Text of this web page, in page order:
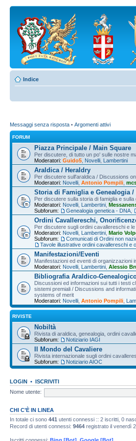
Indice
Messaggi senza risposta • Argomenti attivi
FORUM
Piazza Principale / Main Square
Per discutere, di tutto un po' sulle nostre
Moderatori: Guido5 Novelli Lambertini
Araldica / Heraldry
Per discutere sull'araldica / Discussions
Moderatori: Novelli Antonio Pompili
Storia di Famiglia e Genealogia
Per discutere sulla storia di famiglia e
Moderatori: Novelli Lambertini
Subforum:
Genealogia genetica - DNA
Ordini Cavallereschi,
Per discutere sugli ordini cavallereschi e
Moderatori: Novelli Lambertini Mario
Subforum:
Comunicati di Ordini non
Tavole illustrative ordini cavallereschi e
Manifestazioni/Eventi
Manifestazioni ed eventi di organizzazioni
Moderatori: Novelli Lambertini Alessio
Bibliografia Araldico-
Discussioni ed informazioni sui tutti i testi
sistemi premiali / Discussions and
systems of merit
Moderatori: Novelli Antonio Pompili
RIVISTE
Nobiltà
Rivista di araldica, genealogia, ordini
Subforum:
Notiziario IAGI
Il Mondo del Cavaliere
Rivista internazionale sugli ordini
Subforum:
Notiziario AIOC
LOGIN • ISCRIVITI
Nome utente:
CHI C’È IN LINEA
In totale ci sono 441 utenti connessi :: 2 iscritti, 0
Record di utenti connessi: 9464 registrato il venerdì
Iscritti connessi: Bing [Bot] Google [Bot]